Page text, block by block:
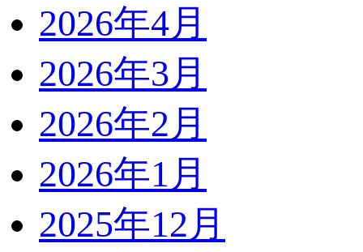
2026年4月
2026年3月
2026年2月
2026年1月
2025年12月